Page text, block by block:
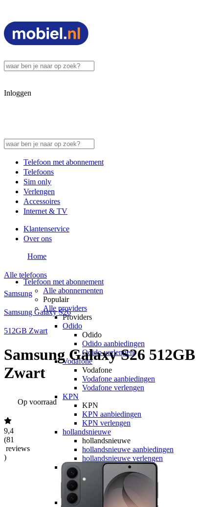
Inloggen
Telefoon met abonnement
Telefoons
Sim only
Verlengen
Accessoires
Internet & TV
Klantenservice
Over ons
Telefoon met abonnement
Alle abonnementen
Populair
Alle providers
Providers
Odido
Odido
Odido aanbiedingen
Odido verlengen
Vodafone
Vodafone
Vodafone aanbiedingen
Vodafone verlengen
KPN
KPN
KPN aanbiedingen
KPN verlengen
hollandsnieuwe
hollandsnieuwe
hollandsnieuwe aanbiedingen
hollandsnieuwe verlengen
Ben
Ben
Ben aanbiedingen
Ben verlengen
Simyo
Home
Alle telefoons
Samsung
Samsung Galaxy S26
512GB Zwart
Samsung Galaxy S26 512GB
Zwart
Op voorraad
9,4
(81
reviews
)